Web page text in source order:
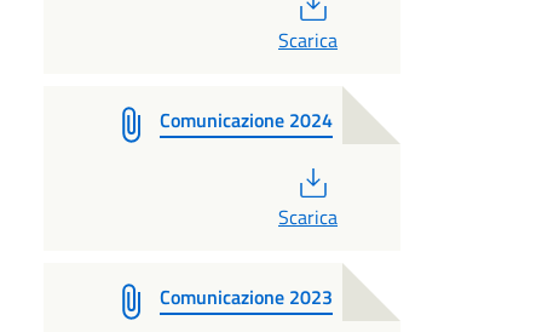
Scarica
Comunicazione 2024
Scarica
Comunicazione 2023